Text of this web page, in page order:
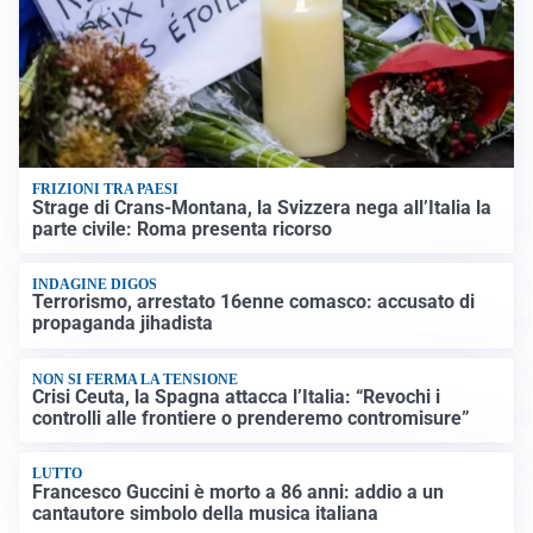
FRIZIONI TRA PAESI
Strage di Crans-Montana, la Svizzera nega all’Italia la
parte civile: Roma presenta ricorso
INDAGINE DIGOS
Terrorismo, arrestato 16enne comasco: accusato di
propaganda jihadista
NON SI FERMA LA TENSIONE
Crisi Ceuta, la Spagna attacca l’Italia: “Revochi i
controlli alle frontiere o prenderemo contromisure”
LUTTO
Francesco Guccini è morto a 86 anni: addio a un
cantautore simbolo della musica italiana